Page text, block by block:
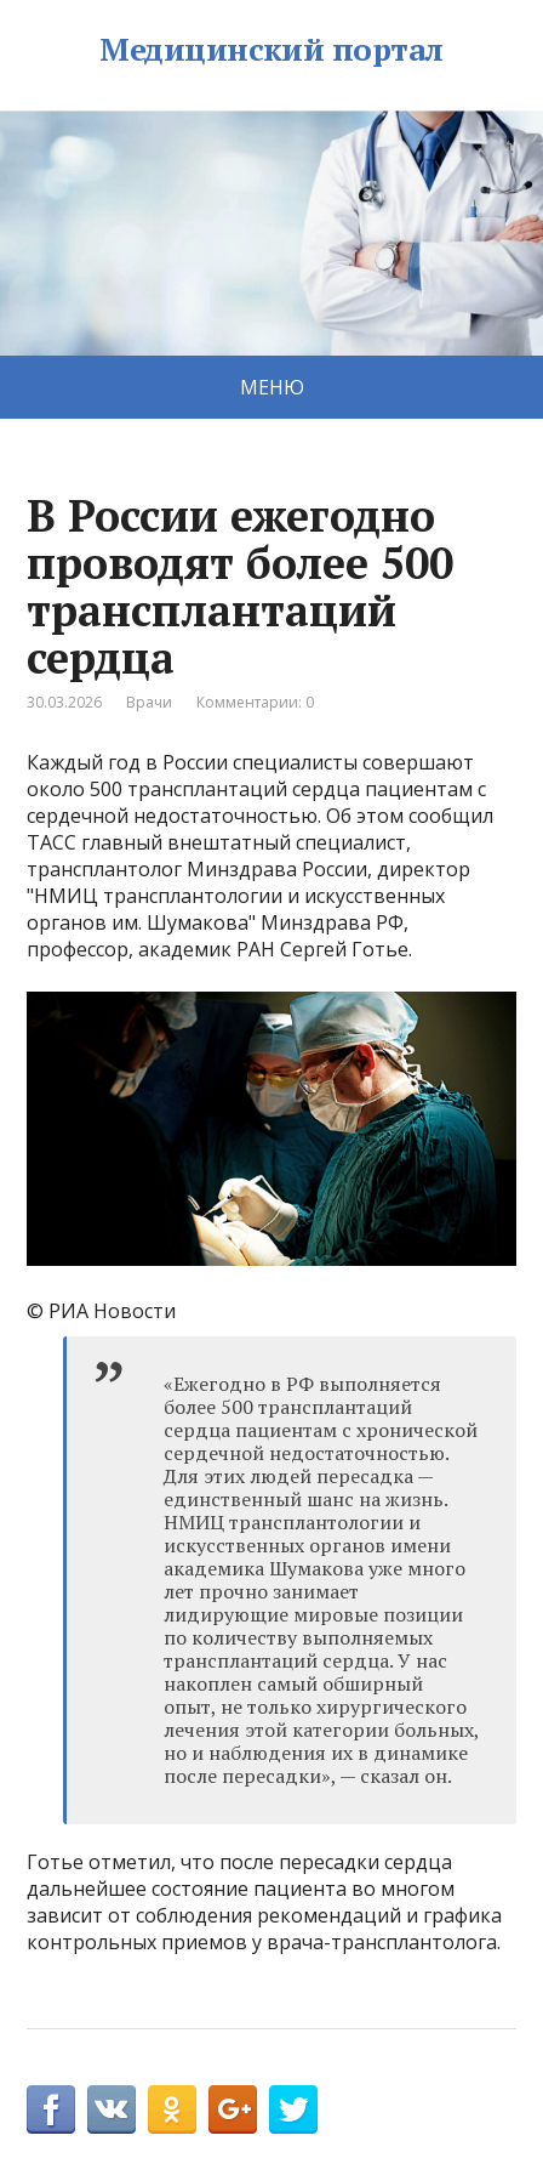
Медицинский портал
МЕНЮ
В России ежегодно
проводят более 500
трансплантаций
сердца
30.03.2026 Врачи Комментарии: 0
Каждый год в России специалисты совершают
около 500 трансплантаций сердца пациентам с
сердечной недостаточностью. Об этом сообщил
ТАСС главный внештатный специалист,
трансплантолог Минздрава России, директор
"НМИЦ трансплантологии и искусственных
органов им. Шумакова" Минздрава РФ,
профессор, академик РАН Сергей Готье.
© РИА Новости
«Ежегодно в РФ выполняется
более 500 трансплантаций
сердца пациентам с хронической
сердечной недостаточностью.
Для этих людей пересадка —
единственный шанс на жизнь.
НМИЦ трансплантологии и
искусственных органов имени
академика Шумакова уже много
лет прочно занимает
лидирующие мировые позиции
по количеству выполняемых
трансплантаций сердца. У нас
накоплен самый обширный
опыт, не только хирургического
лечения этой категории больных,
но и наблюдения их в динамике
после пересадки», — сказал он.
Готье отметил, что после пересадки сердца
дальнейшее состояние пациента во многом
зависит от соблюдения рекомендаций и графика
контрольных приемов у врача-трансплантолога.